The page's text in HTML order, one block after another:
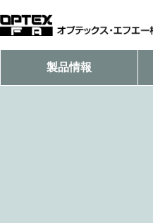
製品情報